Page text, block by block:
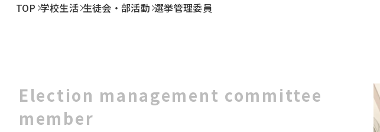
TOP 学校生活 生徒会・部活動 選挙管理委員
Election management committee
member